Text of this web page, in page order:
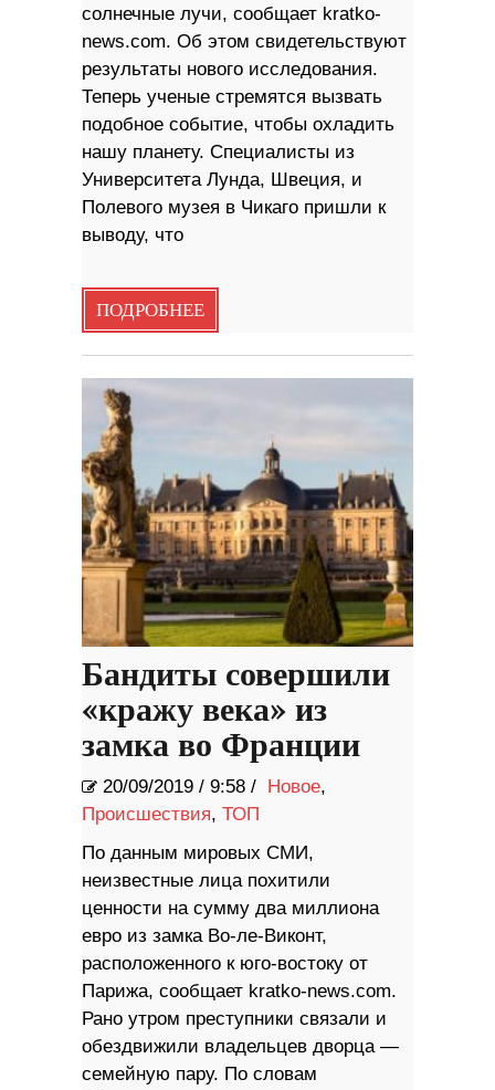
солнечные лучи, сообщает kratko-
news.com. Об этом свидетельствуют
результаты нового исследования.
Теперь ученые стремятся вызвать
подобное событие, чтобы охладить
нашу планету. Специалисты из
Университета Лунда, Швеция, и
Полевого музея в Чикаго пришли к
выводу, что
ПОДРОБНЕЕ
Бандиты совершили
«кражу века» из
замка во Франции
20/09/2019 / 9:58 / Новое,
Происшествия, ТОП
По данным мировых СМИ,
неизвестные лица похитили
ценности на сумму два миллиона
евро из замка Во-ле-Виконт,
расположенного к юго-востоку от
Парижа, сообщает kratko-news.com.
Рано утром преступники связали и
обездвижили владельцев дворца —
семейную пару. По словам